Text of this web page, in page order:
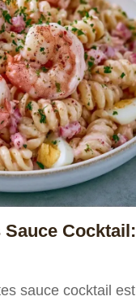
Sauce Cocktail:
sauce cocktail est